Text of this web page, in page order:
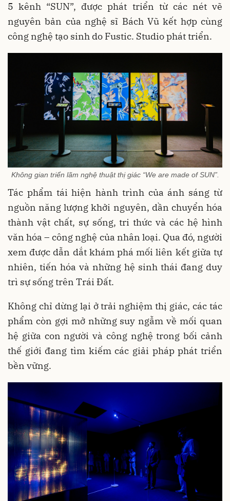
5 kênh “SUN”, được phát triển từ các nét vẽ
nguyên bản của nghệ sĩ Bách Vũ kết hợp cùng
công nghệ tạo sinh do Fustic. Studio phát triển.
Không gian triển lãm nghệ thuật thị giác “We are made of SUN”.
Tác phẩm tái hiện hành trình của ánh sáng từ
nguồn năng lượng khởi nguyên, dần chuyển hóa
thành vật chất, sự sống, tri thức và các hệ hình
văn hóa – công nghệ của nhân loại. Qua đó, người
xem được dẫn dắt khám phá mối liên kết giữa tự
nhiên, tiến hóa và những hệ sinh thái đang duy
trì sự sống trên Trái Đất.
Không chỉ dừng lại ở trải nghiệm thị giác, các tác
phẩm còn gợi mở những suy ngẫm về mối quan
hệ giữa con người và công nghệ trong bối cảnh
thế giới đang tìm kiếm các giải pháp phát triển
bền vững.